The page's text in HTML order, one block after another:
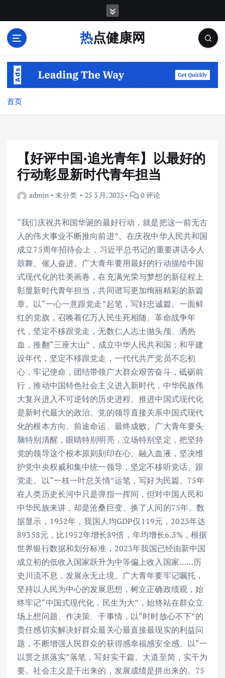
热点健康网
首页
【好评中国·追光青年】以最好的
行动彰显新时代青年担当
admin 未分类 25 3 月, 2025 0 评论
“我们庆祝共和国华诞的最好行动，就是把这一前无古
人的伟大事业不断推向前进”。在庆祝中华人民共和国
成立75周年招待会上，习近平总书记的重要讲话令人
鼓舞、催人奋进。广大青年要用最好的行动描绘中国
式现代化的壮美画卷，在充满光荣与梦想的新征程上
彰显新时代青年担当，共同谱写更加绚丽精彩的新篇
章。以“一心一意跟党走”起笔，写好忠诚篇。一面鲜
红的党旗，召唤着亿万人民生死相随。革命战争年
代，坚定不移跟党走，无数仁人志士抛头颅、洒热
血，推翻“三座大山”，成立中华人民共和国；和平建
设年代，坚定不移跟党走，一代代共产党员不忘初
心，牢记使命，团结带领广大群众艰苦奋斗，砥砺前
行，推动中国特色社会主义进入新时代，中华民族伟
大复兴进入不可逆转的历史进程。推进中国式现代化
是新时代最大的政治。党的领导直接关系中国式现代
化的根本方向、前途命运、最终成败。广大青年要头
脑特别清醒，眼睛特别明亮，立场特别坚定，把坚持
党的领导这个根本原则刻印在心、融入血液，坚决维
护党中央权威和集中统一领导，坚定不移听党话、跟
党走。以“一枝一叶总关情”运笔，写好为民篇。75年
在人类历史长河中只是弹指一挥间，但对中国人民和
中华民族来讲，却是沧桑巨变、换了人间的75年。数
据显示，1952年，我国人均GDP仅119元，2023年达
89358元，比1952年增长89倍，年均增长6.5%，根据
世界银行数据和划分标准，2023年我国已经由新中国
成立初的低收入国家跃升为中等偏上收入国家……历
史川流不息，发展永无止境。广大青年要牢记嘱托，
坚持以人民为中心的发展思想，树立正确政绩观，始
终牢记“中国式现代化，民生为大”，始终站在群众立
场上想问题、作决策、干事情，以“时时放心不下”的
责任感切实解决好群众最关心最直接最现实的利益问
题，不断增强人民群众的获得感幸福感安全感。以“一
以贯之抓落实”落笔，写好实干篇。大道至简，实干为
要。社会主义是干出来的，发展成绩是拼出来的。75